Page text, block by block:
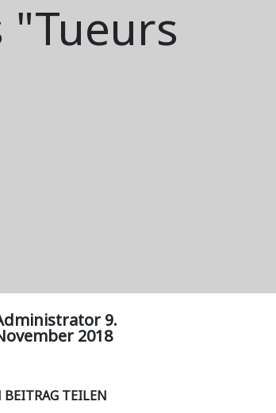
9.
2018
BEITRAG TEILEN